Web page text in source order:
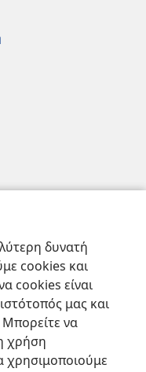
δυνατή
cookies και
cookies είναι
μας και
Μπορείτε να
χρήση
χρησιμοποιούμε
και ΜΜΕ